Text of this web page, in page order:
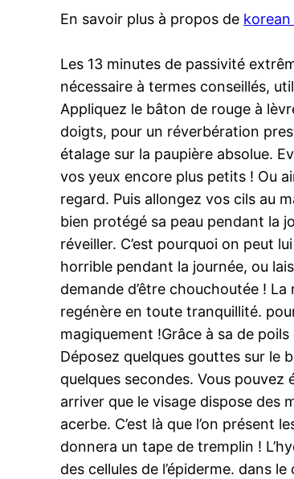
En savoir plus à propos de korean
Les 13 minutes de passivité
nécessaire à termes conseillés,
Appliquez le bâton de rouge à
doigts, pour un réverbération
étalage sur la paupière absolue.
vos yeux encore plus petits ! Ou
regard. Puis allongez vos cils au
bien protégé sa peau pendant la
réveiller. C’est pourquoi on peut
horrible pendant la journée, ou
demande d’être chouchoutée ! La
regénère en toute tranquillité.
magiquement !Grâce à sa de
Déposez quelques gouttes sur le
quelques secondes. Vous
arriver que le visage dispose des
acerbe. C’est là que l’on
donnera un tape de tremplin !
des cellules de l’épiderme. dans